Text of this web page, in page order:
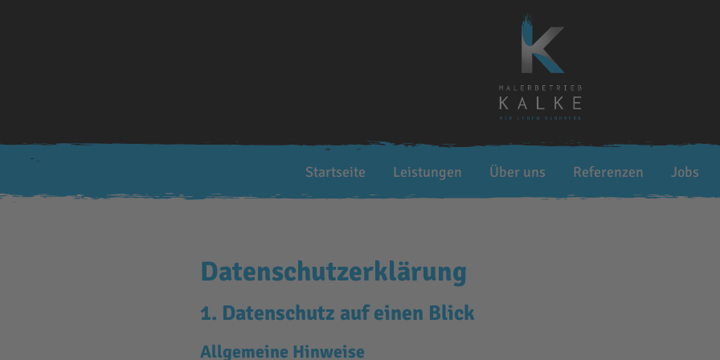
Startseite Leistungen Über uns Referenzen Jobs
Datenschutz­erklärung
1. Datenschutz auf einen Blick
Allgemeine Hinweise